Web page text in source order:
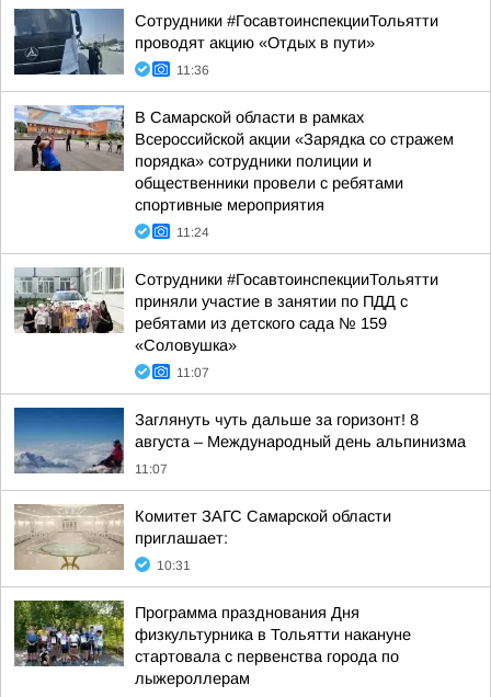
Сотрудники #ГосавтоинспекцииТольятти
проводят акцию «Отдых в пути»
11:36
В Самарской области в рамках
Всероссийской акции «Зарядка со стражем
порядка» сотрудники полиции и
общественники провели с ребятами
спортивные мероприятия
11:24
Сотрудники #ГосавтоинспекцииТольятти
приняли участие в занятии по ПДД с
ребятами из детского сада № 159
«Соловушка»
11:07
Заглянуть чуть дальше за горизонт! 8
августа – Международный день альпинизма
11:07
Комитет ЗАГС Самарской области
приглашает:
10:31
Программа празднования Дня
физкультурника в Тольятти накануне
стартовала с первенства города по
лыжероллерам